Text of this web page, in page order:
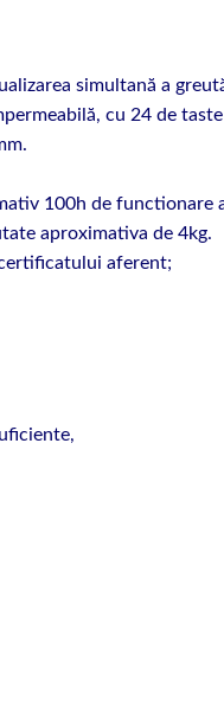
simultană a
cu 24 de
100h de functionare
aproximativa de 4kg.
aferent;